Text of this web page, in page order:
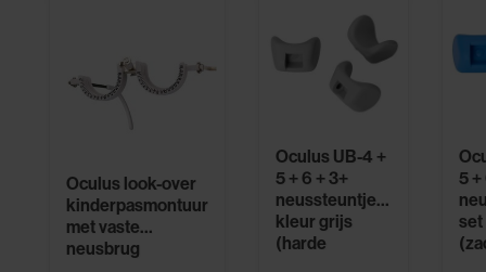
Oculus look-over
kinderpasmontuur
met vaste
neusbrug
Oculus UB-4 +
5 + 6 + 3+
neussteuntje
kleur grijs
(harde
5 +
set